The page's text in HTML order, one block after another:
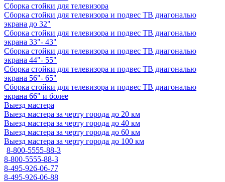
Сборка стойки для телевизора
Сборка стойки для телевизора и подвес ТВ диагональю
экрана до 32"
Сборка стойки для телевизора и подвес ТВ диагональю
экрана 33"- 43"
Сборка стойки для телевизора и подвес ТВ диагональю
экрана 44"- 55"
Сборка стойки для телевизора и подвес ТВ диагональю
экрана 56"- 65"
Сборка стойки для телевизора и подвес ТВ диагональю
экрана 66" и более
Выезд мастера
Выезд мастера за черту города до 20 км
Выезд мастера за черту города до 40 км
Выезд мастера за черту города до 60 км
Выезд мастера за черту города до 100 км
8-800-5555-88-3
8-800-5555-88-3
8-495-926-06-77
8-495-926-06-88